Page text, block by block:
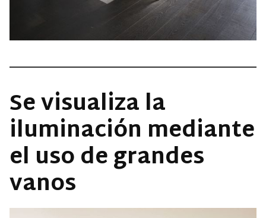
Se visualiza la
iluminación mediante
el uso de grandes
vanos